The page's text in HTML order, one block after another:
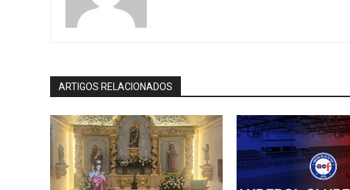
ARTIGOS RELACIONADOS